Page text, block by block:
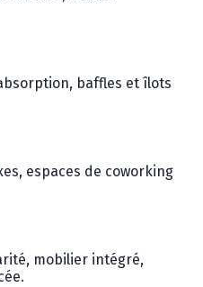
baffles et îlots
espaces de coworking
mobilier intégré,